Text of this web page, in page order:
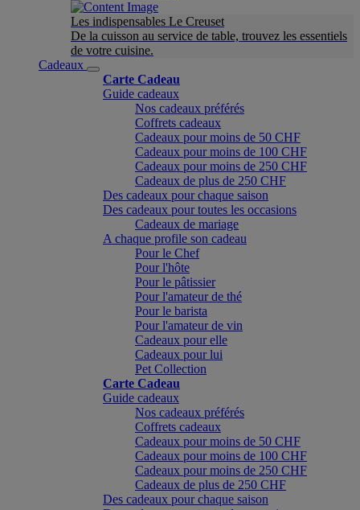
Les indispensables Le Creuset
De la cuisson au service de table, trouvez les essentiels
de votre cuisine.
Cadeaux
Carte Cadeau
Guide cadeaux
Nos cadeaux préférés
Coffrets cadeaux
Cadeaux pour moins de 50 CHF
Cadeaux pour moins de 100 CHF
Cadeaux pour moins de 250 CHF
Cadeaux de plus de 250 CHF
Des cadeaux pour chaque saison
Des cadeaux pour toutes les occasions
Cadeaux de mariage
A chaque profile son cadeau
Pour le Chef
Pour l'hôte
Pour le pâtissier
Pour l'amateur de thé
Pour le barista
Pour l'amateur de vin
Cadeaux pour elle
Cadeaux pour lui
Pet Collection
Carte Cadeau
Guide cadeaux
Nos cadeaux préférés
Coffrets cadeaux
Cadeaux pour moins de 50 CHF
Cadeaux pour moins de 100 CHF
Cadeaux pour moins de 250 CHF
Cadeaux de plus de 250 CHF
Des cadeaux pour chaque saison